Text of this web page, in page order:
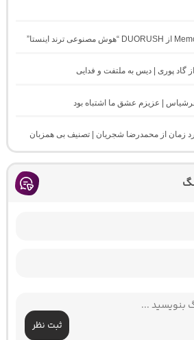
از گاد پوری | دیس به ملتفت و فدایی
| عزیزم عشق ما اشتباه بود
زمان از محمدرضا شجریان | تصنیف بی همزبان
ثبت نظر